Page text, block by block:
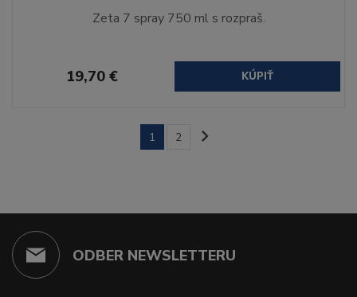
Zeta 7 spray 750 ml s rozpraš.
19,70 € KÚPIŤ
1 2
ODBER NEWSLETTERU